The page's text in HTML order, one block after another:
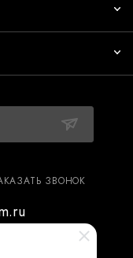
ЗВОНОК
2,